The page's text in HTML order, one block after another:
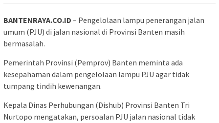
BANTENRAYA.CO.ID – Pengelolaan lampu penerangan jalan
umum (PJU) di jalan nasional di Provinsi Banten masih
bermasalah.
Pemerintah Provinsi (Pemprov) Banten meminta ada
kesepahaman dalam pengelolaan lampu PJU agar tidak
tumpang tindih kewenangan.
Kepala Dinas Perhubungan (Dishub) Provinsi Banten Tri
Nurtopo mengatakan, persoalan PJU jalan nasional tidak